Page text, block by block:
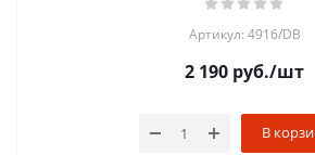
Артикул: 4916/DB
2 190 руб./шт
В